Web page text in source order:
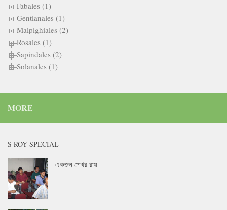
Fabales (1)
Gentianales (1)
Malpighiales (2)
Rosales (1)
Sapindales (2)
Solanales (1)
MORE
S ROY SPECIAL
একজন শেখর রায়